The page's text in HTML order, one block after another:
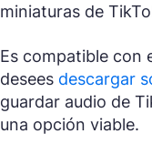
miniaturas de
Es compatible con
desees descargar
guardar audio de
una opción viable.